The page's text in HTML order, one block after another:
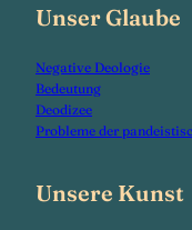
Unser Glaube
Negative Deologie
Bedeutung
Deodizee
Probleme der
Unsere Kunst